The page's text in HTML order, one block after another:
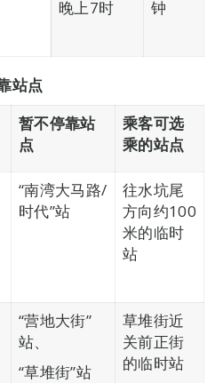
晚上7时
钟
站点
暂不停靠站
点
乘客可选
乘的站点
“南湾大马路/
时代”站
往水坑尾
方向约100
米的临时
站
“营地大街”
站、
“草堆街”站
草堆街近
关前正街
的临时站